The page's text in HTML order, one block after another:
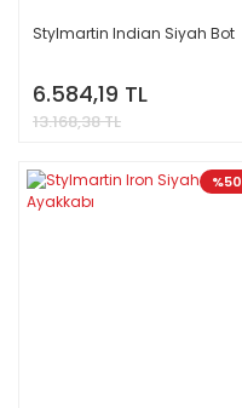
Stylmartin Indian Siyah Bot
6.584,19 TL
13.168,38 TL
%50